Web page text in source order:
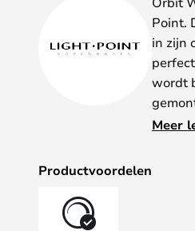
Point.
in zijn
wordt
Meer
Productvoordelen